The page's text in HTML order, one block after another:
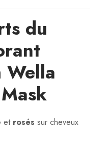
du
Wella
et rosés sur cheveux